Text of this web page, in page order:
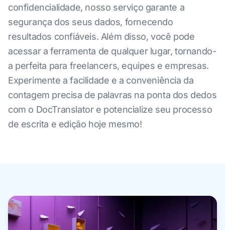
confidencialidade, nosso serviço garante a
segurança dos seus dados, fornecendo
resultados confiáveis. Além disso, você pode
acessar a ferramenta de qualquer lugar, tornando-
a perfeita para freelancers, equipes e empresas.
Experimente a facilidade e a conveniência da
contagem precisa de palavras na ponta dos dedos
com o DocTranslator e potencialize seu processo
de escrita e edição hoje mesmo!